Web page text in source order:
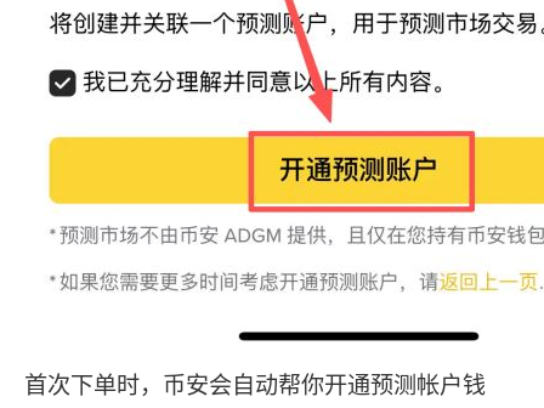
首次下单时，币安会自动帮你开通预测帐户钱